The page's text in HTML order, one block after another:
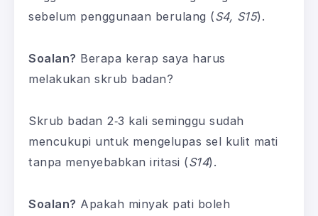
sebelum penggunaan berulang (S4, S15).
Soalan? Berapa kerap saya harus
melakukan skrub badan?
Skrub badan 2‑3 kali seminggu sudah
mencukupi untuk mengelupas sel kulit mati
tanpa menyebabkan iritasi (S14).
Soalan? Apakah minyak pati boleh